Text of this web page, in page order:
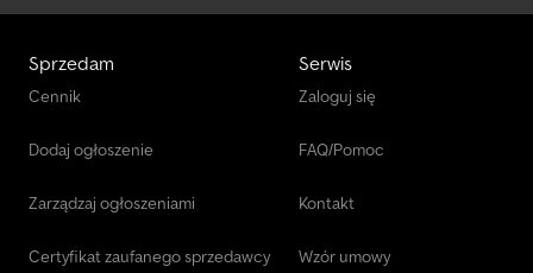
Sprzedam
Cennik
Dodaj ogłoszenie
Zarządzaj ogłoszeniami
Certyfikat zaufanego sprzedawcy
Serwis
Zaloguj się
FAQ/Pomoc
Kontakt
Wzór umowy